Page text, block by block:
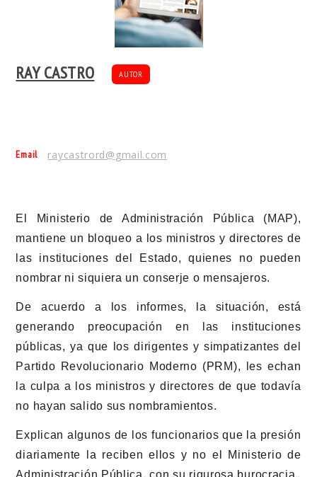
RAY CASTRO AUTOR
Email raycastrord@gmail.com
El Ministerio de Administración Pública (MAP),
mantiene un bloqueo a los ministros y directores de
las instituciones del Estado, quienes no pueden
nombrar ni siquiera un conserje o mensajeros.
De acuerdo a los informes, la situación, está
generando preocupación en las instituciones
públicas, ya que los dirigentes y simpatizantes del
Partido Revolucionario Moderno (PRM), les echan
la culpa a los ministros y directores de que todavía
no hayan salido sus nombramientos.
Explican algunos de los funcionarios que la presión
diariamente la reciben ellos y no el Ministerio de
Administración Pública, con su rigurosa burocracia.